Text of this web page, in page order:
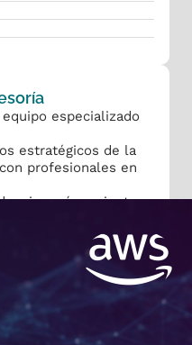
especializado
estratégicos de la
profesionales en
más recientes
y disruptivas.